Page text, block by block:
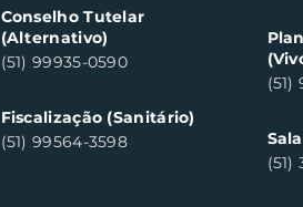
Conselho Tutelar
(Alternativo)
(51) 99935-0590
Fiscalização (Sanitário)
(51) 99564-3598
(51)
(51)